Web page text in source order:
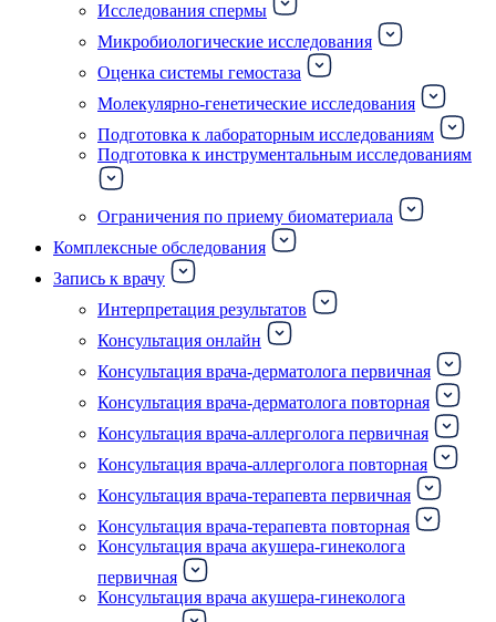
Исследования спермы
Микробиологические исследования
Оценка системы гемостаза
Молекулярно-генетические исследования
Подготовка к лабораторным исследованиям
Подготовка к инструментальным исследованиям
Ограничения по приему биоматериала
Комплексные обследования
Запись к врачу
Интерпретация результатов
Консультация онлайн
Консультация врача-дерматолога первичная
Консультация врача-дерматолога повторная
Консультация врача-аллерголога первичная
Консультация врача-аллерголога повторная
Консультация врача-терапевта первичная
Консультация врача-терапевта повторная
Консультация врача акушера-гинеколога
первичная
Консультация врача акушера-гинеколога